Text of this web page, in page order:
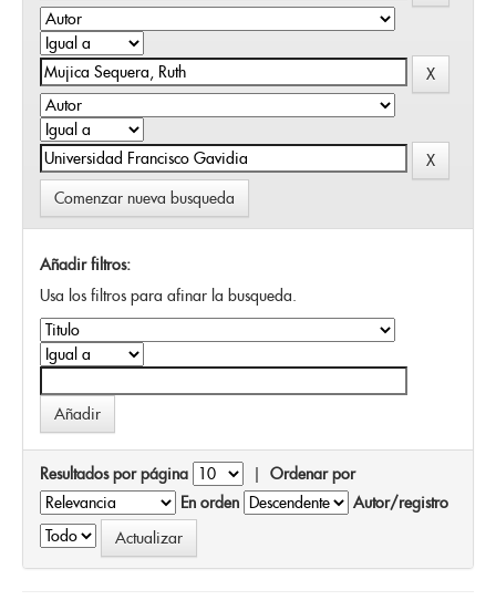
Comenzar nueva busqueda
Añadir filtros:
Usa los filtros para afinar la busqueda.
Resultados por página | Ordenar por
En orden
Autor/registro